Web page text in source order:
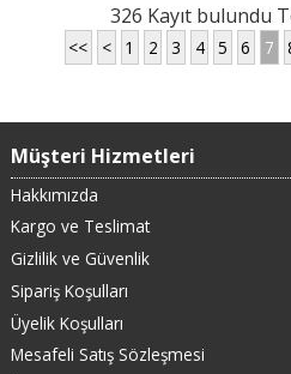
326 Kayıt bulundu
<< < 1 2 3 4 5 6 7
Müşteri Hizmetleri
Hakkımızda
Kargo ve Teslimat
Gizlilik ve Güvenlik
Sipariş Koşulları
Üyelik Koşulları
Mesafeli Satış Sözleşmesi